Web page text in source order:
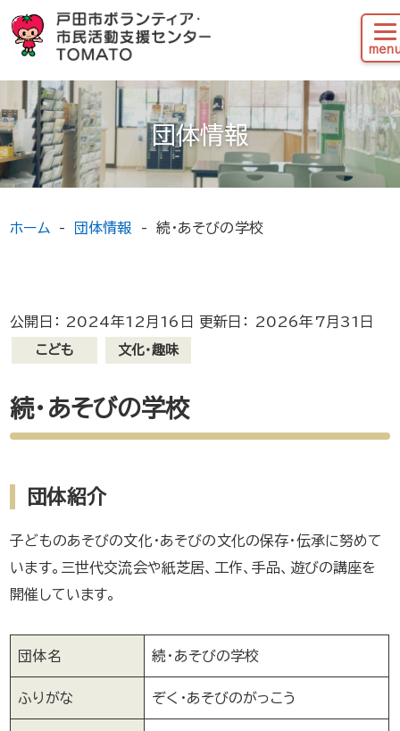
団体情報
ホーム 団体情報 続・あそびの学校
公開日： 2024年12月16日 更新日： 2026年7月31日
こども 文化・趣味
続・あそびの学校
団体紹介
子どものあそびの文化・あそびの文化の保存・伝承に努めて
います。三世代交流会や紙芝居、工作、手品、遊びの講座を
開催しています。
団体名 続・あそびの学校
ふりがな ぞく・あそびのがっこう